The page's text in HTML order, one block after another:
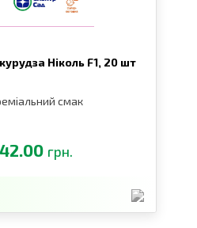
Ніколь F1, 20 шт
смак
42.00 грн.